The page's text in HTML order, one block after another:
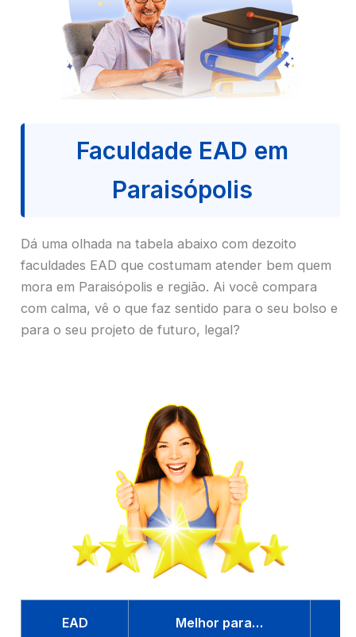
Faculdade EAD em
Paraisópolis
Dá uma olhada na tabela abaixo com dezoito
faculdades EAD que costumam atender bem quem
mora em Paraisópolis e região. Ai você compara
com calma, vê o que faz sentido para o seu bolso e
para o seu projeto de futuro, legal?
EAD Melhor para…